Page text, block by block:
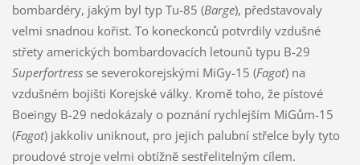
bombardéry, jakým byl typ Tu-85 (Barge), představovaly
velmi snadnou kořist. To koneckonců potvrdily vzdušné
střety amerických bombardovacích letounů typu B-29
Superfortress se severokorejskými MiGy-15 (Fagot) na
vzdušném bojišti Korejské války. Kromě toho, že pístové
Boeingy B-29 nedokázaly o poznání rychlejším MiGům-15
(Fagot) jakkoliv uniknout, pro jejich palubní střelce byly tyto
proudové stroje velmi obtížně sestřelitelným cílem.